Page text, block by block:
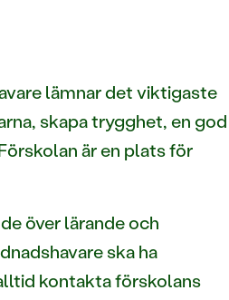
lämnar det viktigaste
skapa trygghet, en god
är en plats för
över lärande och
ska ha
kontakta förskolans